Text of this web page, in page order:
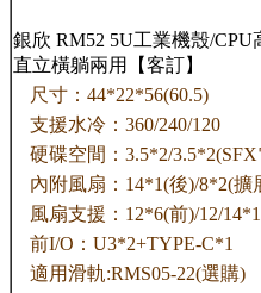
銀欣 RM52 5U工業機殼/CPU
直立橫躺兩用【客訂】
尺寸：44*22*56(60.5)
支援水冷：360/240/120
硬碟空間：3.5*2/
內附風扇：14*1(後)/8*2(擴
風扇支援：12*6(前)/12/
前I/O：U3*2+TYPE-C*1
適用滑軌:RMS05-22(選購)